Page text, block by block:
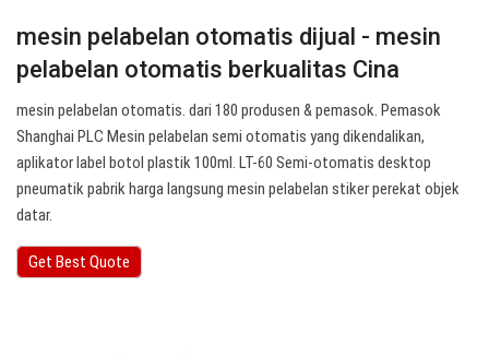
mesin pelabelan otomatis dijual - mesin
pelabelan otomatis berkualitas Cina
mesin pelabelan otomatis. dari 180 produsen & pemasok. Pemasok
Shanghai PLC Mesin pelabelan semi otomatis yang dikendalikan,
aplikator label botol plastik 100ml. LT-60 Semi-otomatis desktop
pneumatik pabrik harga langsung mesin pelabelan stiker perekat objek
datar.
Get Best Quote